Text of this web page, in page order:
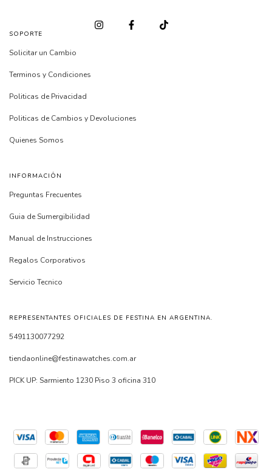
SOPORTE
Solicitar un Cambio
Terminos y Condiciones
Politicas de Privacidad
Politicas de Cambios y Devoluciones
Quienes Somos
INFORMACIÓN
Preguntas Frecuentes
Guia de Sumergibilidad
Manual de Instrucciones
Regalos Corporativos
Servicio Tecnico
REPRESENTANTES OFICIALES DE FESTINA EN ARGENTINA.
5491130077292
tiendaonline@festinawatches.com.ar
PICK UP: Sarmiento 1230 Piso 3 oficina 310